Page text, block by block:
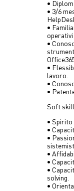
•
• 3/6
•
operativi
•
•
lavoro.
•
•
Soft skill
•
•
•
•
•
•
solving.
•